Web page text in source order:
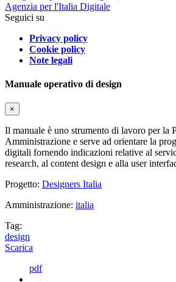
Agenzia per l'Italia Digitale
Seguici su
Privacy policy
Cookie policy
Note legali
Manuale operativo di design
×
Il manuale è uno strumento di lavoro per la
Amministrazione e serve ad orientare la
digitali fornendo indicazioni relative al
research, al content design e alla user
Progetto: Designers Italia
Amministrazione: italia
Tag:
design
Scarica
pdf